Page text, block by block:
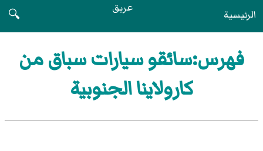
الرئيسية عريق
🔍
فهرس:سائقو سيارات سباق من
كارولاينا الجنوبية